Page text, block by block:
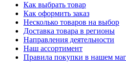
Как выбрать товар
Как оформить заказ
Несколько товаров на выбор
Доставка товара в регионы
Направления деятельности
Наш ассортимент
Правила покупки в нашем